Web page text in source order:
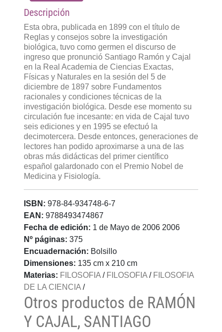
Descripción
Esta obra, publicada en 1899 con el título de
Reglas y consejos sobre la investigación
biológica, tuvo como germen el discurso de
ingreso que pronunció Santiago Ramón y Cajal
en la Real Academia de Ciencias Exactas,
Físicas y Naturales en la sesión del 5 de
diciembre de 1897 sobre Fundamentos
racionales y condiciones técnicas de la
investigación biológica. Desde ese momento su
circulación fue incesante: en vida de Cajal tuvo
seis ediciones y en 1995 se efectuó la
decimotercera. Desde entonces, generaciones de
lectores han podido aproximarse a una de las
obras más didácticas del primer científico
español galardonado con el Premio Nobel de
Medicina y Fisiología.
ISBN: 978-84-934748-6-7
EAN: 9788493474867
Fecha de edición: 1 de Mayo de 2006 2006
Nº páginas: 375
Encuadernación: Bolsillo
Dimensiones: 135 cm x 210 cm
Materias: FILOSOFIA / FILOSOFIA / FILOSOFIA
DE LA CIENCIA /
Otros productos de RAMÓN
Y CAJAL, SANTIAGO